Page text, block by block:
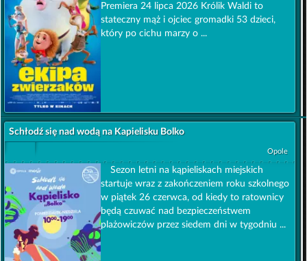
Premiera 24 lipca 2026 Królik Waldi to
stateczny mąż i ojciec gromadki 53 dzieci,
który po cichu marzy o ...
Schłodź się nad wodą na Kapielisku Bolko
Opole
Sezon letni na kąpieliskach miejskich
startuje wraz z zakończeniem roku szkolnego
w piątek 26 czerwca, od kiedy to ratownicy
będą czuwać nad bezpieczeństwem
plażowiczów przez siedem dni w tygodniu ...